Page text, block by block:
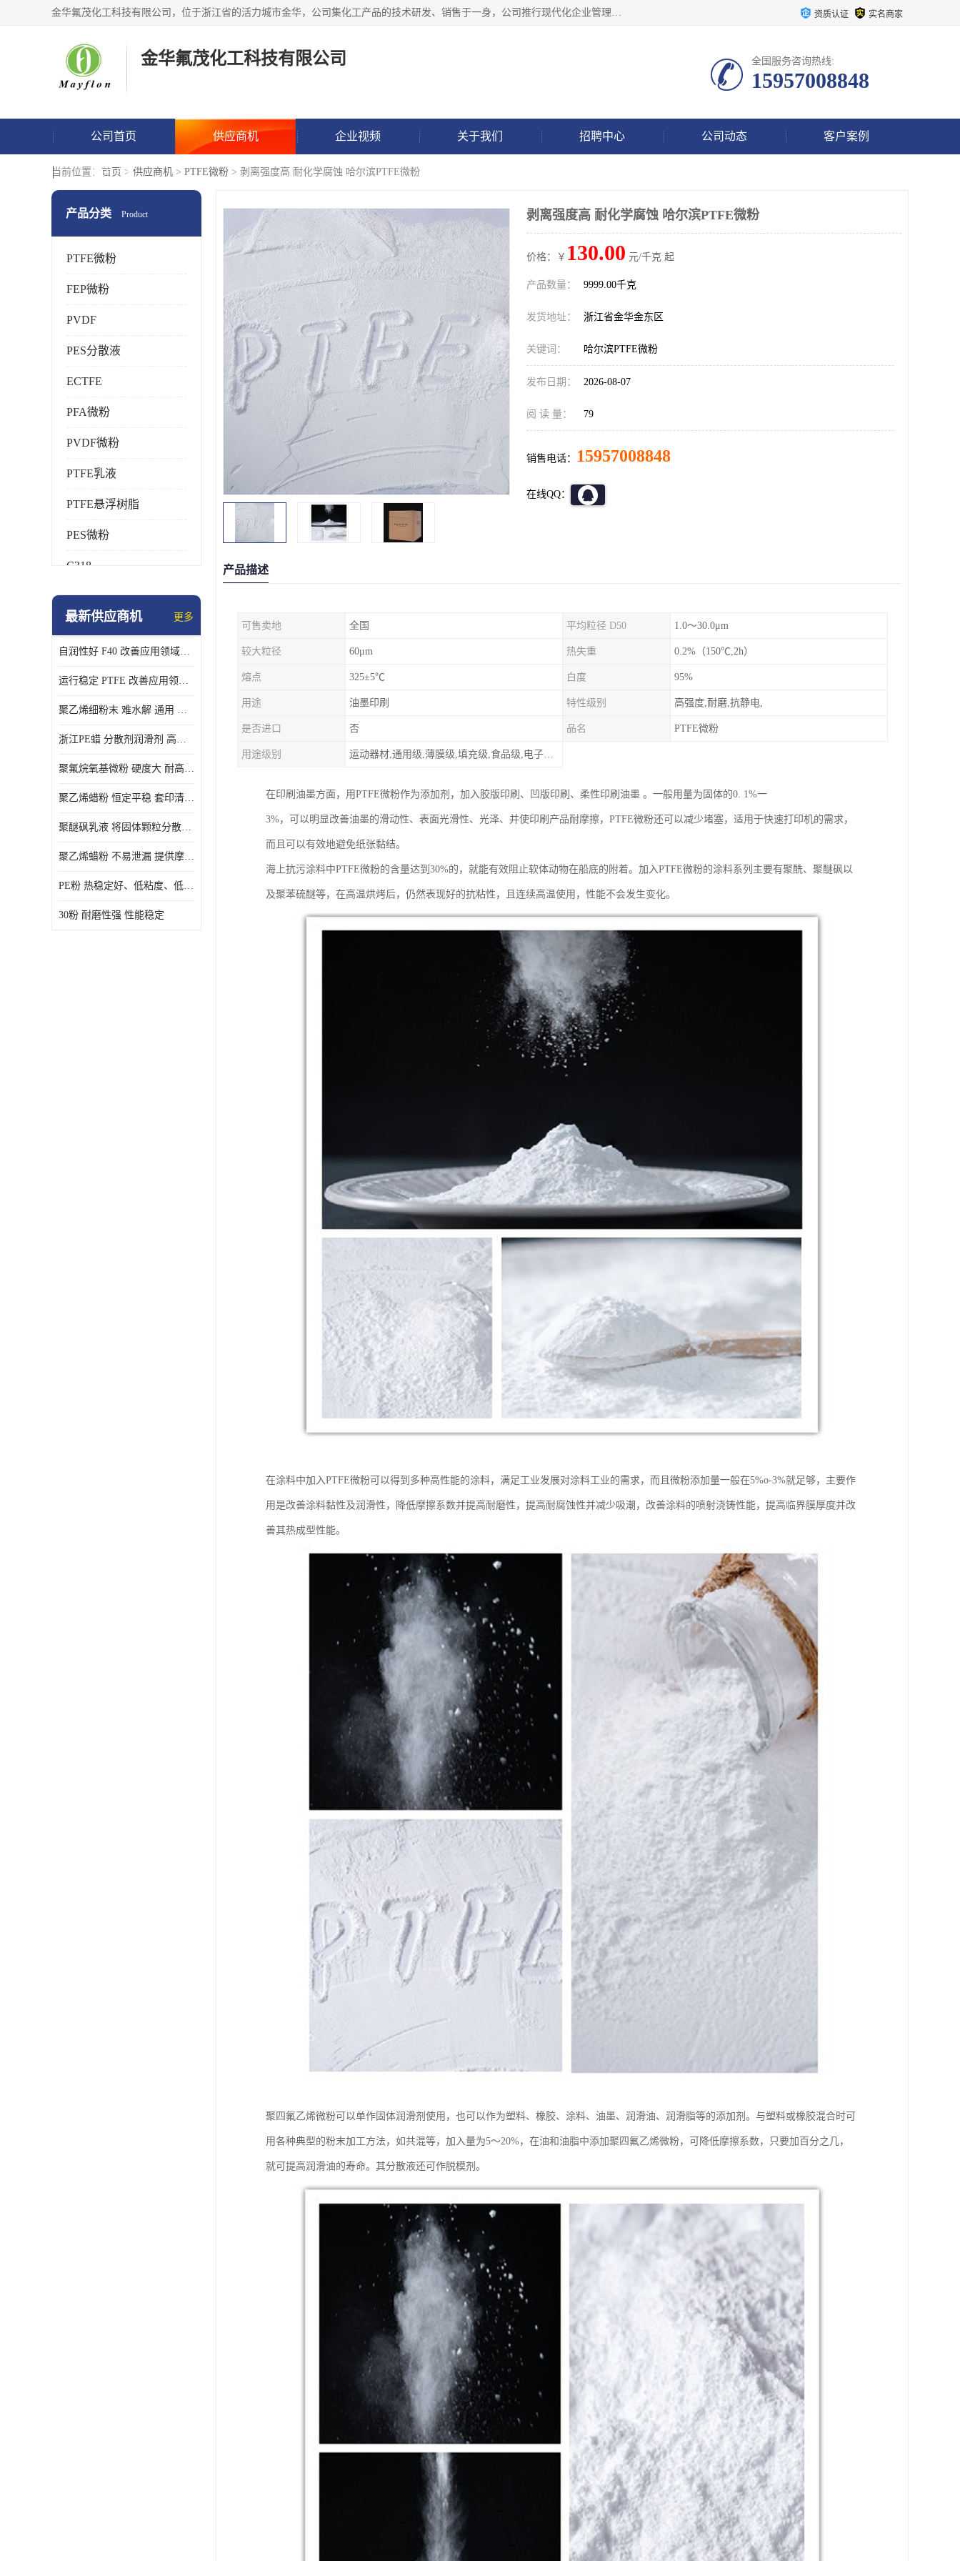
金华氟茂化工科技有限公司，位于浙江省的活力城市金华，公司集化工产品的技术研发、销售于一身，公司推行现代化企业管理理念，公司成立以来吸引了一批技术、业务、能力良好的科技人才，为多种产品的推广流通搭建良好的服务平台。我公司主要经营产品包括：PTFE微粉、FEP微粉、ECTFE、PES微粉等，这些产品由于具有、耐腐蚀、耐高温等性能而广泛应用于许多领域。 资质认证 实名商家
金华氟茂化工科技有限公司 全国服务咨询热线:
15957008848
公司首页 供应商机 企业视频 关于我们 招聘中心 公司动态 客户案例
联系方式
当前位置： 首页 > 供应商机 > PTFE微粉 > 剥离强度高 耐化学腐蚀 哈尔滨PTFE微粉
产品分类 Product
PTFE微粉
FEP微粉
PVDF
PES分散液
ECTFE
PFA微粉
PVDF微粉
PTFE乳液
PTFE悬浮树脂
PES微粉
C318
HFP
PE蜡粉
PE改性蜡粉
最新供应商机 更多
自润性好 F40 改善应用领域的耐热性 滑润性
运行稳定 PTFE 改善应用领域的耐热性 滑润性
聚乙烯细粉末 难水解 通用 氟茂
浙江PE蜡 分散剂润滑剂 高低熔点
聚氟烷氧基微粉 硬度大 耐高温性能好 良好的不粘性 功能性涂料
聚乙烯蜡粉 恒定平稳 套印清漆 无毒
聚醚砜乳液 将固体颗粒分散均匀 高分子聚合物 新的纳米涂层材料
聚乙烯蜡粉 不易泄漏 提供摩擦减少和润滑性能
PE粉 热稳定好、低粘度、低熔点
30粉 耐磨性强 性能稳定
剥离强度高 耐化学腐蚀 哈尔滨PTFE微粉
价格：￥ 130.00 元/千克 起
产品数量： 9999.00千克
发货地址： 浙江省金华金东区
关键词： 哈尔滨PTFE微粉
发布日期： 2026-08-07
阅 读 量： 79
销售电话： 15957008848
在线QQ：
产品描述
可售卖地 全国 平均粒径 D50 1.0～30.0μm
较大粒径 60μm 热失重 0.2%（150℃,2h）
熔点 325±5℃ 白度 95%
用途 油墨印刷 特性级别 高强度,耐磨,抗静电,
是否进口 否 品名 PTFE微粉
用途级别 运动器材,通用级,薄膜级,填充级,食品级,电子电器部件
在印刷油墨方面，用PTFE微粉作为添加剂，加入胶版印刷、凹版印刷、柔性印刷油墨 。一般用量为固体的0. 1%一
3%，可以明显改善油墨的滑动性、表面光滑性、光泽、并使印刷产品耐摩擦，PTFE微粉还可以减少堵塞，适用于快速打印机的需求，
而且可以有效地避免纸张黏结。
海上抗污涂料中PTFE微粉的含量达到30%的，就能有效阻止软体动物在船底的附着。加入PTFE微粉的涂料系列主要有聚酰、聚醚砜以
及聚苯硫醚等，在高温烘烤后，仍然表现好的抗粘性，且连续高温使用，性能不会发生变化。
在涂料中加入PTFE微粉可以得到多种高性能的涂料，满足工业发展对涂料工业的需求，而且微粉添加量一般在5%o-3%就足够，主要作
用是改善涂料黏性及润滑性，降低摩擦系数并提高耐磨性，提高耐腐蚀性并减少吸潮，改善涂料的喷射浇铸性能，提高临界膜厚度并改
善其热成型性能。
聚四氟乙烯微粉可以单作固体润滑剂使用，也可以作为塑料、橡胶、涂料、油墨、润滑油、润滑脂等的添加剂。与塑料或橡胶混合时可
用各种典型的粉末加工方法，如共混等，加入量为5～20%，在油和油脂中添加聚四氟乙烯微粉，可降低摩擦系数，只要加百分之几，
就可提高润滑油的寿命。其分散液还可作脱模剂。